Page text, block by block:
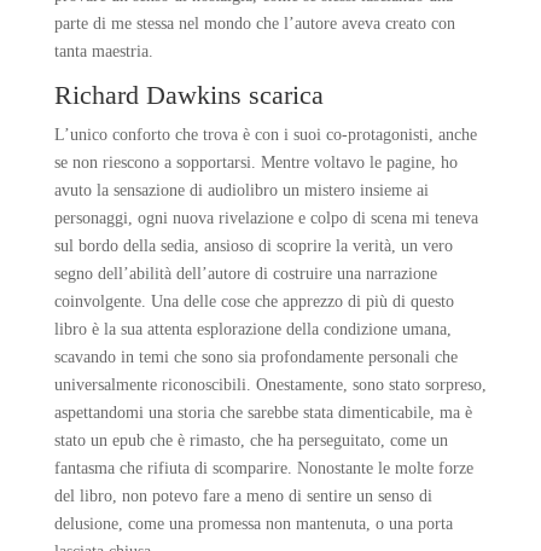
parte di me stessa nel mondo che l’autore aveva creato con
tanta maestria.
Richard Dawkins scarica
L’unico conforto che trova è con i suoi co-protagonisti, anche
se non riescono a sopportarsi. Mentre voltavo le pagine, ho
avuto la sensazione di audiolibro un mistero insieme ai
personaggi, ogni nuova rivelazione e colpo di scena mi teneva
sul bordo della sedia, ansioso di scoprire la verità, un vero
segno dell’abilità dell’autore di costruire una narrazione
coinvolgente. Una delle cose che apprezzo di più di questo
libro è la sua attenta esplorazione della condizione umana,
scavando in temi che sono sia profondamente personali che
universalmente riconoscibili. Onestamente, sono stato sorpreso,
aspettandomi una storia che sarebbe stata dimenticabile, ma è
stato un epub che è rimasto, che ha perseguitato, come un
fantasma che rifiuta di scomparire. Nonostante le molte forze
del libro, non potevo fare a meno di sentire un senso di
delusione, come una promessa non mantenuta, o una porta